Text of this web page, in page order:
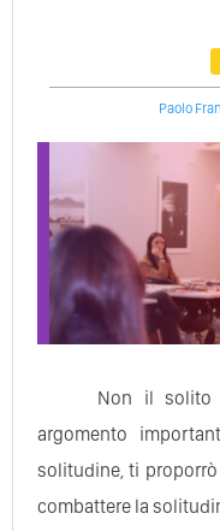
Paolo
Non il solito
argomento
solitudine, ti
combattere la